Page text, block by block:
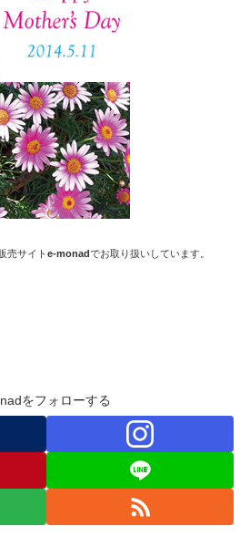
売サイトe-monadでお取り扱いしています。
をフォローする